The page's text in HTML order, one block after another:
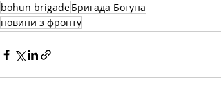
bohun brigadeБригада Богуна
новини з фронту